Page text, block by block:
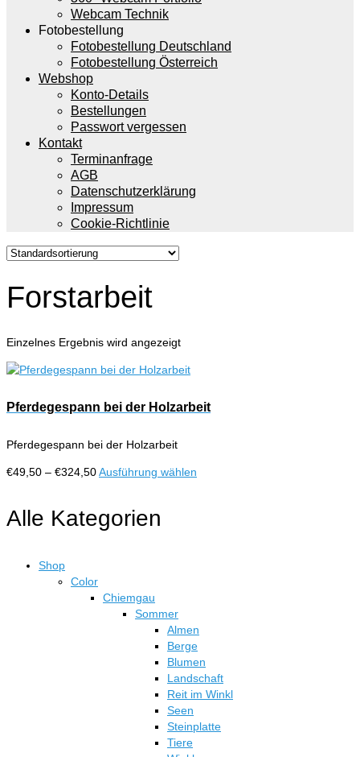
Webcam Technik
Fotobestellung
Fotobestellung Deutschland
Fotobestellung Österreich
Webshop
Konto-Details
Bestellungen
Passwort vergessen
Kontakt
Terminanfrage
AGB
Datenschutzerklärung
Impressum
Cookie-Richtlinie
Forstarbeit
Einzelnes Ergebnis wird angezeigt
Pferdegespann bei der Holzarbeit
Pferdegespann bei der Holzarbeit
€49,50 – €324,50Preisspanne:
€324,50
Ausführung wählen
der
Produktseite
gewählt
werden
Alle Kategorien
Shop
Color
Chiemgau
Sommer
Almen
Berge
Blumen
Landschaft
Reit im Winkl
Seen
Steinplatte
Tiere